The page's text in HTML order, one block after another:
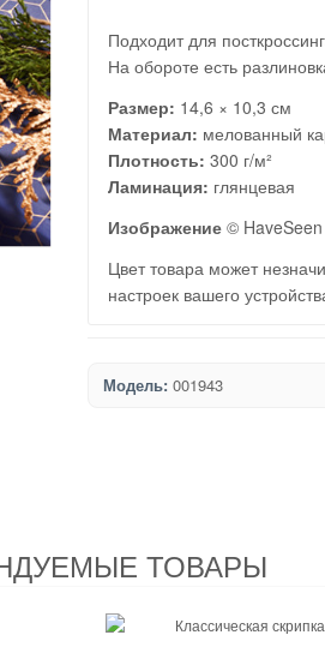
Подходит для
На обороте есть
Размер: 14,6 × 10,3 см
Материал: мелованный
Плотность: 300 г/м²
Ламинация: глянцевая
Изображение © HaveSeen
Цвет товара может
настроек вашего
Модель: 001943
ТОВАРЫ